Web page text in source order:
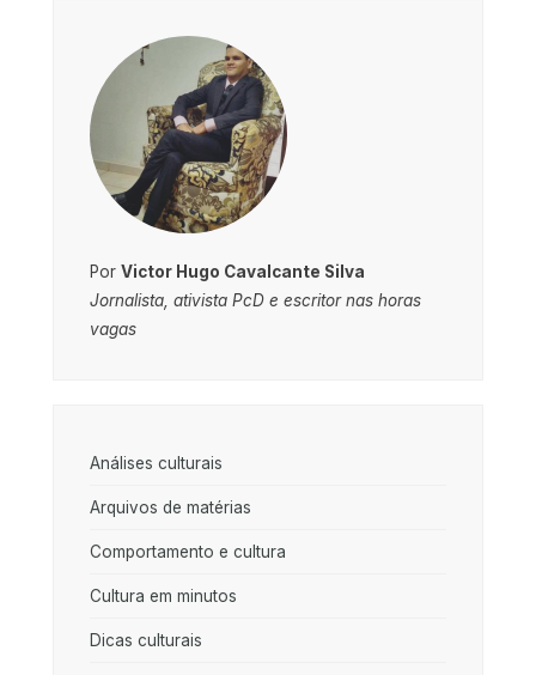
Por Victor Hugo Cavalcante Silva
Jornalista, ativista PcD e escritor nas horas
vagas
Análises culturais
Arquivos de matérias
Comportamento e cultura
Cultura em minutos
Dicas culturais